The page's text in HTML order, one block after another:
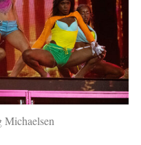
Michaelsen